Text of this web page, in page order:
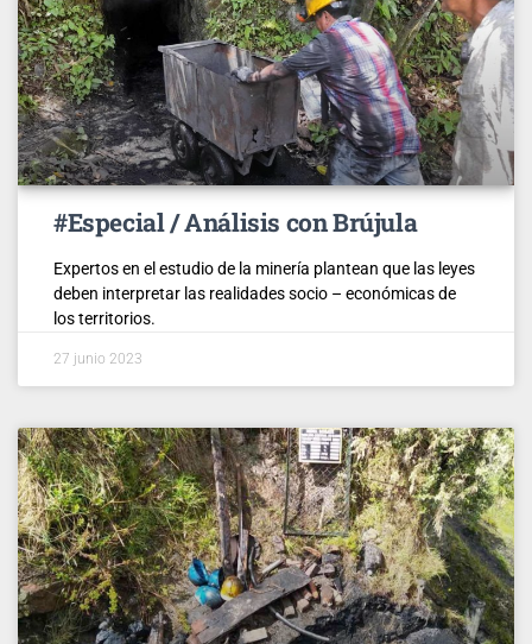
#Especial / Análisis con Brújula
Expertos en el estudio de la minería plantean que las leyes
deben interpretar las realidades socio – económicas de
los territorios.
27 junio 2023